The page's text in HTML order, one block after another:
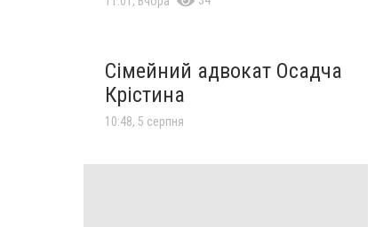
Сімейний адвокат Осадча
Крістина
10:48, 5 серпня